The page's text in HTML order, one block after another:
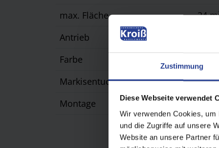
Zustimmung
Diese Webseite verwendet
Wir verwenden Cookies,
und die Zugriffe auf unsere
Website an unsere Partner
max. Fläche
24
Antrieb
Farbe
Markisentuch
Montage